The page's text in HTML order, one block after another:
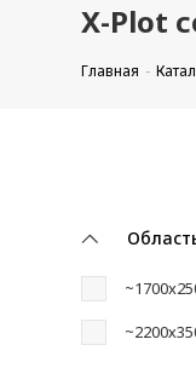
X-Plot
Главная